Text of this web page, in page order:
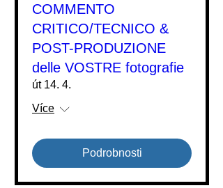
COMMENTO
CRITICO/TECNICO &
POST-PRODUZIONE
delle VOSTRE fotografie
út 14. 4.
Více
Podrobnosti